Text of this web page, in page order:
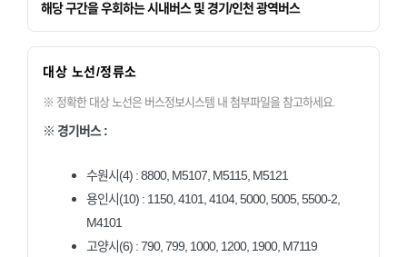
해당 구간을 우회하는 시내버스 및 경기/인천 광역버스
대상 노선/정류소
※ 정확한 대상 노선은 버스정보시스템 내 첨부파일을 참고하세요.
※ 경기버스 :
수원시(4) : 8800, M5107, M5115, M5121
용인시(10) : 1150, 4101, 4104, 5000, 5005, 5500-2,
M4101
고양시(6) : 790, 799, 1000, 1200, 1900, M7119